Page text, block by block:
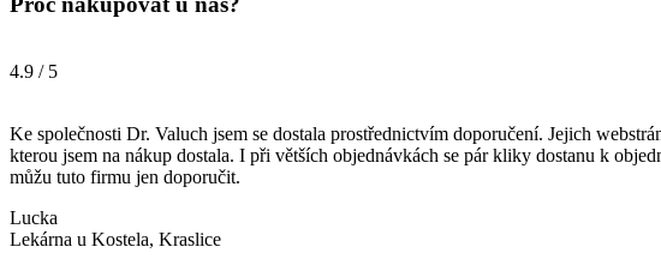
4.9 / 5
Ke společnosti Dr. Valuch jsem se dostala prostřednictvím doporučení. Jejich
kterou jsem na nákup dostala. I při větších objednávkách se pár kliky dostanu k
můžu tuto firmu jen doporučit.
Lucka
Lekárna u Kostela, Kraslice